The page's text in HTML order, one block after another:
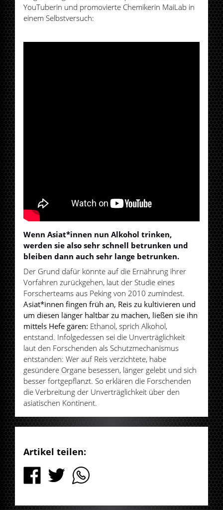
YouTuberin und promovierte Chemikerin MaiLab in
einem Selbstversuch:
Wenn Asiat*innen nun Alkohol trinken,
werden sie also sehr schnell betrunken und
bleiben dann auch sehr lange betrunken.
Der Grund dafür könnte auf die Ernährung ihrer
Vorfahren zurückgehen, laut der Studie eines
Forscherteams aus Peking von 2010 zumindest.
Asiat*innen fingen früh an, Reis zu kultivieren und
um diesen länger haltbar zu machen, ließen sie ihn
mittels Hefe gären: Ethanol, sprich Alkohol,
entstand. Infolgedessen sei die Unverträglichkeit
laut den Forschenden als Schutzmechanismus
entstanden: Wer auf Reis verzichtete, habe
gesündere Organe besessen, länger gelebt und sich
besser fortgepflanzt. So erklären die Forschenden
die Verbreitung der Unverträglichkeit über den
asiatischen Kontinent.
Artikel teilen: